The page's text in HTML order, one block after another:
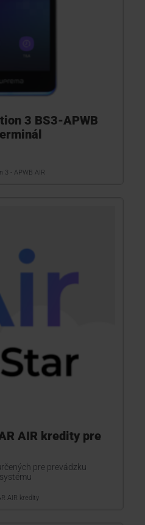
3 BS3-APWB
3 - APWB AIR
AIR kredity pre
pre prevádzku
AIR kredity